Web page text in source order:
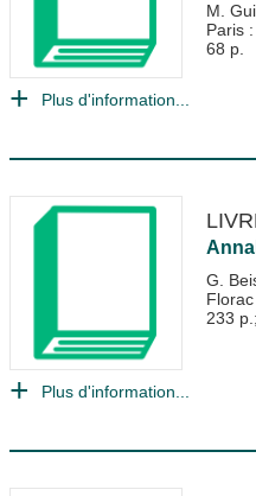
M.
Paris
68 p.
Plus d'information...
G.
233
Plus d'information...